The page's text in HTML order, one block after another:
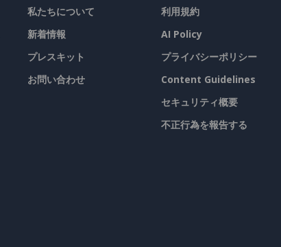
私たちについて
新着情報
プレスキット
お問い合わせ
利用規約
AI Policy
プライバシーポリシー
Content Guidelines
セキュリティ概要
不正行為を報告する